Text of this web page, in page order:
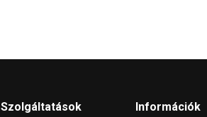
Szolgáltatások Információk